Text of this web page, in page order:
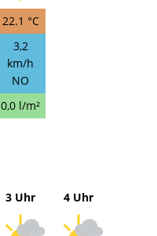
22.1 °C
3,2
km/h
NO
0,0 l/m²
3 Uhr 4 Uhr